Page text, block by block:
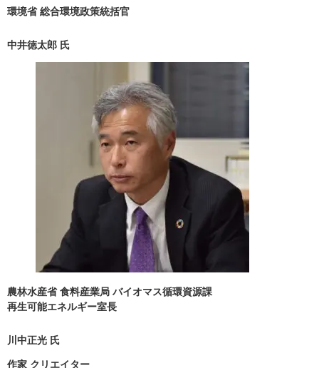
環境省 総合環境政策統括官
中井徳太郎 氏
農林水産省 食料産業局 バイオマス循環資源課
再生可能エネルギー室長
川中正光 氏
作家 クリエイター